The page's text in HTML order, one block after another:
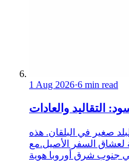
1 Aug 2026·6 min read
التقاليد والعادات
صغير في البلقان. هذه
لعشاق السفر الأصيل.مع
البلد في جنوب شرق أوروبا هوية